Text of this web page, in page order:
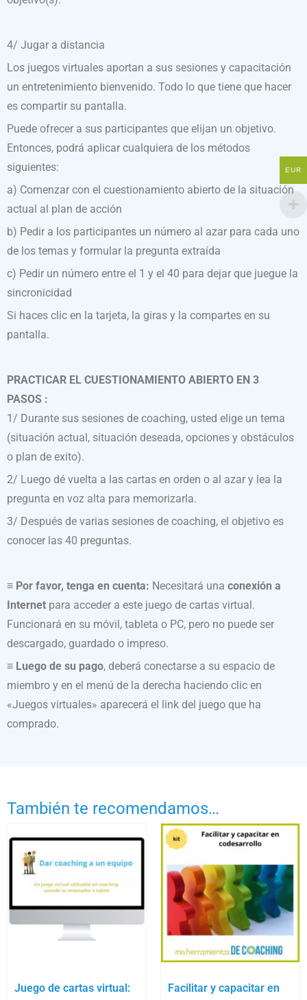
4/ Jugar a distancia
Los juegos virtuales aportan a sus sesiones y capacitación
un entretenimiento bienvenido. Todo lo que tiene que hacer
es compartir su pantalla.
Puede ofrecer a sus participantes que elijan un objetivo.
Entonces, podrá aplicar cualquiera de los métodos
siguientes:
a) Comenzar con el cuestionamiento abierto de la situación
actual al plan de acción
b) Pedir a los participantes un número al azar para cada uno
de los temas y formular la pregunta extraída
c) Pedir un número entre el 1 y el 40 para dejar que juegue la
sincronicidad
Si haces clic en la tarjeta, la giras y la compartes en su
pantalla.
PRACTICAR EL CUESTIONAMIENTO ABIERTO EN 3
PASOS :
1/ Durante sus sesiones de coaching, usted elige un tema
(situación actual, situación deseada, opciones y obstáculos
o plan de exito).
2/ Luego dé vuelta a las cartas en orden o al azar y lea la
pregunta en voz alta para memorizarla.
3/ Después de varias sesiones de coaching, el objetivo es
conocer las 40 preguntas.
≡ Por favor, tenga en cuenta: Necesitará una conexión a
Internet para acceder a este juego de cartas virtual.
Funcionará en su móvil, tableta o PC, pero no puede ser
descargado, guardado o impreso.
≡ Luego de su pago, deberá conectarse a su espacio de
miembro y en el menú de la derecha haciendo clic en
«Juegos virtuales» aparecerá el link del juego que ha
comprado.
También te recomendamos…
Juego de cartas virtual:
Facilitar y capacitar en
EUR